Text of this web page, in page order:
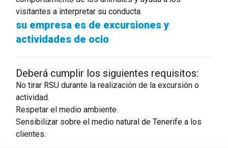
visitantes a interpretar su conducta.
su empresa es de excursiones y
actividades de ocio
Deberá cumplir los siguientes requisitos:
No tirar RSU durante la realización de la excursión o
actividad.
Respetar el medio ambiente.
Sensibilizar sobre el medio natural de Tenerife a los
clientes.